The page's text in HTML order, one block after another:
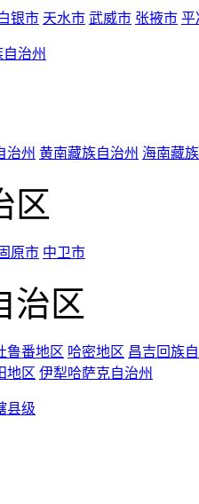
银市 天水市 武威市 张掖市 平
治州
治州 黄南藏族自治州 海南藏
区
固原市 中卫市
治区
鲁番地区 哈密地区 昌吉回族
地区 伊犁哈萨克自治州
县级